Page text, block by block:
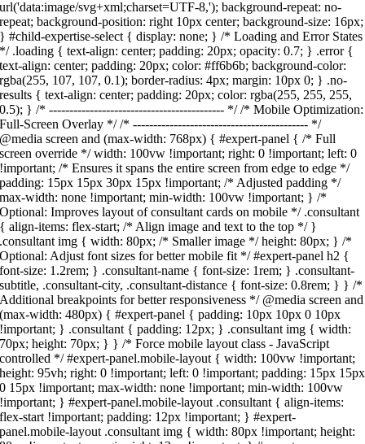
url('data:image/svg+xml;charset=UTF-8,'); background-repeat: no-
repeat; background-position: right 10px center; background-size: 16px;
} #child-expertise-select { display: none; } /* Loading and Error States
*/ .loading { text-align: center; padding: 20px; opacity: 0.7; } .error {
text-align: center; padding: 20px; color: #ff6b6b; background-color:
rgba(255, 107, 107, 0.1); border-radius: 4px; margin: 10px 0; } .no-
results { text-align: center; padding: 20px; color: rgba(255, 255, 255,
0.5); } /* ------------------------------------------- */ /* Mobile Optimization:
Full-Screen Overlay */ /* ------------------------------------------- */
@media screen and (max-width: 768px) { #expert-panel { /* Full
screen override */ width: 100vw !important; right: 0 !important; left: 0
!important; /* Ensures it spans the entire screen from edge to edge */
padding: 15px 15px 30px 15px !important; /* Adjusted padding */
max-width: none !important; min-width: 100vw !important; } /*
Optional: Improves layout of consultant cards on mobile */ .consultant
{ align-items: flex-start; /* Align image and text to the top */ }
.consultant img { width: 80px; /* Smaller image */ height: 80px; } /*
Optional: Adjust font sizes for better mobile fit */ #expert-panel h2 {
font-size: 1.2rem; } .consultant-name { font-size: 1rem; } .consultant-
subtitle, .consultant-city, .consultant-distance { font-size: 0.8rem; } } /*
Additional breakpoints for better responsiveness */ @media screen and
(max-width: 480px) { #expert-panel { padding: 10px 10px 0 10px
!important; } .consultant { padding: 12px; } .consultant img { width:
70px; height: 70px; } } /* Force mobile layout class - JavaScript
controlled */ #expert-panel.mobile-layout { width: 100vw !important;
height: 95vh; right: 0 !important; left: 0 !important; padding: 15px 15px
0 15px !important; max-width: none !important; min-width: 100vw
!important; } #expert-panel.mobile-layout .consultant { align-items:
flex-start !important; padding: 12px !important; } #expert-
panel.mobile-layout .consultant img { width: 80px !important; height: